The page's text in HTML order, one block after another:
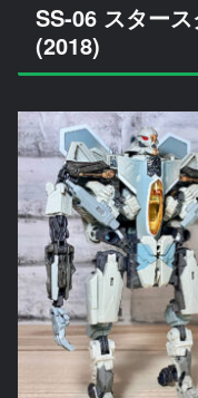
SS-06 スター
(2018)